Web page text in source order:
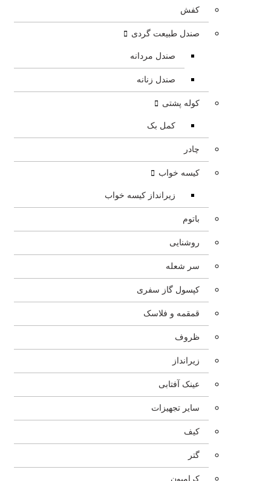
کفش
صندل طبیعت گردی
صندل مردانه
صندل زنانه
کوله پشتی
کمل بک
چادر
کیسه خواب
زیرانداز کیسه خواب
باتوم
روشنایی
سر شعله
کپسول گاز سفری
قمقمه و فلاسک
ظروف
زیرانداز
عینک آفتابی
سایر تجهیزات
کیف
گتر
کرامپون